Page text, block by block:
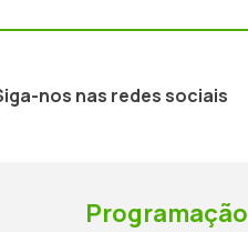
nos nas redes sociais
Programação